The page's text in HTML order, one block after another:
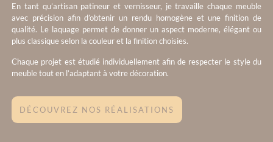
En tant qu’artisan patineur et vernisseur, je travaille chaque meuble
avec précision afin d’obtenir un rendu homogène et une finition de
qualité. Le laquage permet de donner un aspect moderne, élégant ou
plus classique selon la couleur et la finition choisies.
Chaque projet est étudié individuellement afin de respecter le style du
meuble tout en l’adaptant à votre décoration.
DÉCOUVREZ NOS RÉALISATIONS